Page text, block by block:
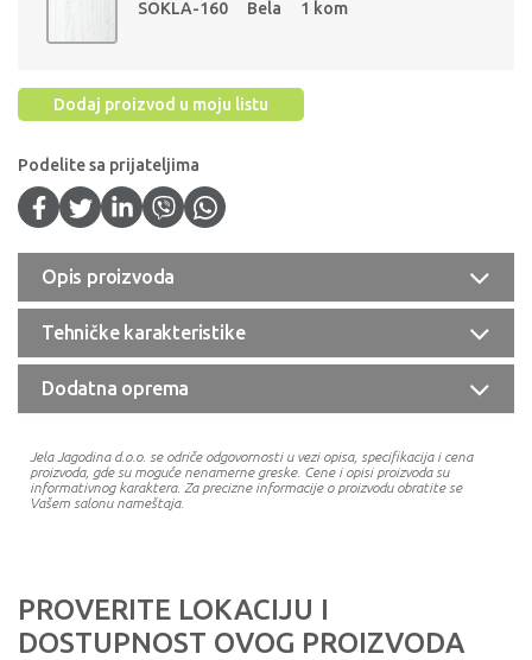
SOKLA-160 Bela 1 kom
Dodaj proizvod u moju listu
Podelite sa prijateljima
Opis proizvoda
Tehničke karakteristike
Dodatna oprema
Jela Jagodina d.o.o. se odriče odgovornosti u vezi opisa, specifikacija i cena
proizvoda, gde su moguće nenamerne greske. Cene i opisi proizvoda su
informativnog karaktera. Za precizne informacije o proizvodu obratite se
Vašem salonu nameštaja.
PROVERITE LOKACIJU I
DOSTUPNOST OVOG PROIZVODA